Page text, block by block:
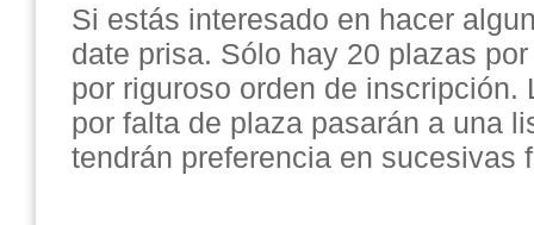
Si estás interesado en hacer
date prisa. Sólo hay 20 plazas
por riguroso orden de inscripción.
por falta de plaza pasarán a una
tendrán preferencia en sucesivas